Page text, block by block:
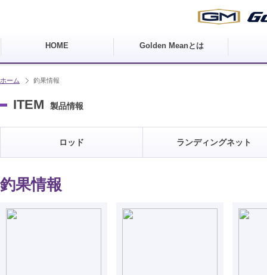
HOME Golden Meanとは
ホーム 釣果情報
ITEM 製品情報
ロッド ランディングネット
釣果情報